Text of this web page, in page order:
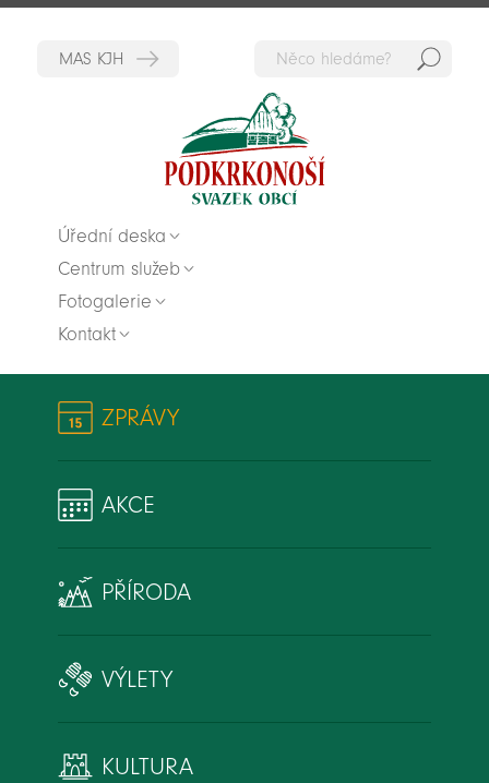
Úřední deska
Centrum služeb
Fotogalerie
Kontakt
ZPRÁVY
AKCE
PŘÍRODA
VÝLETY
KULTURA